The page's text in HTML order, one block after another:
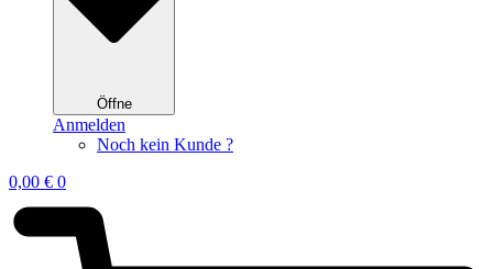
Öffne
Anmelden
Noch kein Kunde ?
0,00 € 0